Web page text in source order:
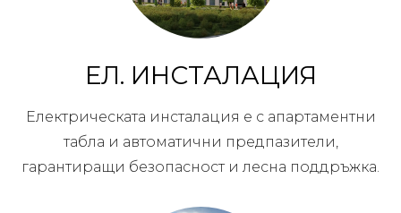
ЕЛ. ИНСТАЛАЦИЯ
Електрическата инсталация е с апартаментни
табла и автоматични предпазители,
гарантиращи безопасност и лесна поддръжка.